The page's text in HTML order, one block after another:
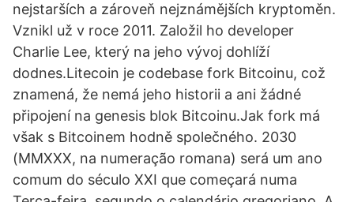
nejstarších a zároveň nejznámějších kryptoměn.
Vznikl už v roce 2011. Založil ho developer
Charlie Lee, který na jeho vývoj dohlíží
dodnes.Litecoin je codebase fork Bitcoinu, což
znamená, že nemá jeho historii a ani žádné
připojení na genesis blok Bitcoinu.Jak fork má
však s Bitcoinem hodně společného. 2030
(MMXXX, na numeração romana) será um ano
comum do século XXI que começará numa